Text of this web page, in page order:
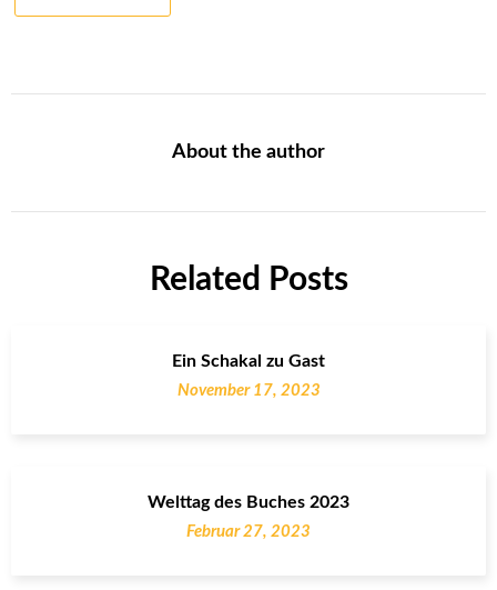
About the author
Related Posts
Ein Schakal zu Gast
November 17, 2023
Welttag des Buches 2023
Februar 27, 2023